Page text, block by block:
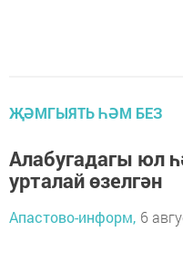
ҖӘМГЫЯТЬ ҺӘМ БЕЗ
Алабугадагы юл
урталай өзелгән
Апастово-информ, 6